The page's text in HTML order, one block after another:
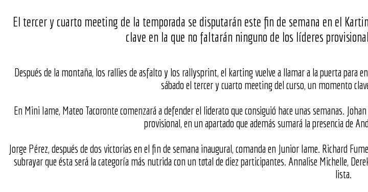
El tercer y cuarto meeting de la temporada se disputarán este fin de semana en el
clave en la que no faltarán ninguno de los líderes
Después de la montaña, los rallies de asfalto y los rallysprint, el karting vuelve a llamar a la puerta para
sábado el tercer y cuarto meeting del curso, un momento
En Mini Iame, Mateo Tacoronte comenzará a defender el liderato que consiguió hace unas semanas.
provisional, en un apartado que además sumará la presencia de
Jorge Pérez, después de dos victorias en el fin de semana inaugural, comanda en Junior Iame. Richard
subrayar que ésta será la categoría más nutrida con un total de diez participantes. Annalise Michelle,
lista.